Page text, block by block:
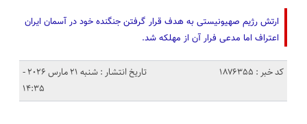
ارتش رژیم صهیونیستی به هدف قرار گرفتن جنگنده خود در آسمان ایران
اعتراف اما مدعی فرار آن از مهلکه شد.
کد خبر : 1876355
تاریخ انتشار : شنبه 21 مارس 2026 -
14:35